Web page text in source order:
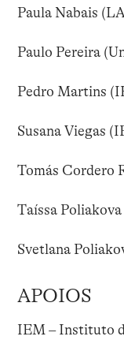
Paula Nabais
Paulo Pereira
Pedro Martins
Susana Viegas
Tomás Cordero
Taíssa
Svetlana
APOIOS
IEM – Instituto